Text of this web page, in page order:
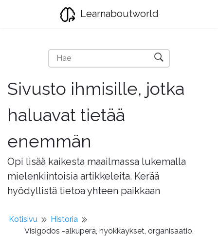
Learnaboutworld
Sivusto ihmisille, jotka
haluavat tietää
enemmän
Opi lisää kaikesta maailmassa lukemalla
mielenkiintoisia artikkeleita. Kerää
hyödyllistä tietoa yhteen paikkaan
Kotisivu
Historia
Visigodos -alkuperä, hyökkäykset, organisaatio,